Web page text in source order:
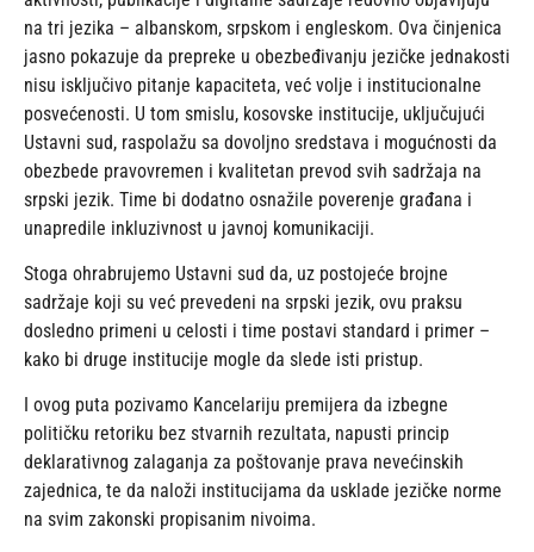
na tri jezika – albanskom, srpskom i engleskom. Ova činjenica
jasno pokazuje da prepreke u obezbeđivanju jezičke jednakosti
nisu isključivo pitanje kapaciteta, već volje i institucionalne
posvećenosti. U tom smislu, kosovske institucije, uključujući
Ustavni sud, raspolažu sa dovoljno sredstava i mogućnosti da
obezbede pravovremen i kvalitetan prevod svih sadržaja na
srpski jezik. Time bi dodatno osnažile poverenje građana i
unapredile inkluzivnost u javnoj komunikaciji.
Stoga ohrabrujemo Ustavni sud da, uz postojeće brojne
sadržaje koji su već prevedeni na srpski jezik, ovu praksu
dosledno primeni u celosti i time postavi standard i primer –
kako bi druge institucije mogle da slede isti pristup.
I ovog puta pozivamo Kancelariju premijera da izbegne
političku retoriku bez stvarnih rezultata, napusti princip
deklarativnog zalaganja za poštovanje prava nevećinskih
zajednica, te da naloži institucijama da usklade jezičke norme
na svim zakonski propisanim nivoima.